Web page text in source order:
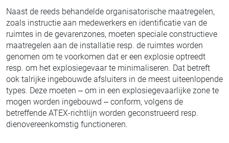
Naast de reeds behandelde organisatorische maatregelen,
zoals instructie aan medewerkers en identificatie van de
ruimtes in de gevarenzones, moeten speciale constructieve
maatregelen aan de installatie resp. de ruimtes worden
genomen om te voorkomen dat er een explosie optreedt
resp. om het explosiegevaar te minimaliseren. Dat betreft
ook talrijke ingebouwde afsluiters in de meest uiteenlopende
types. Deze moeten – om in een explosiegevaarlijke zone te
mogen worden ingebouwd – conform, volgens de
betreffende ATEX-richtlijn worden geconstrueerd resp.
dienovereenkomstig functioneren.